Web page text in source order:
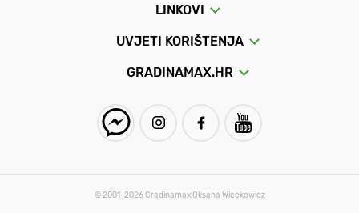
LINKOVI
UVJETI KORIŠTENJA
GRADINAMAX.HR
© 2001-2026 Gradinamax Oksana Wieckowicz